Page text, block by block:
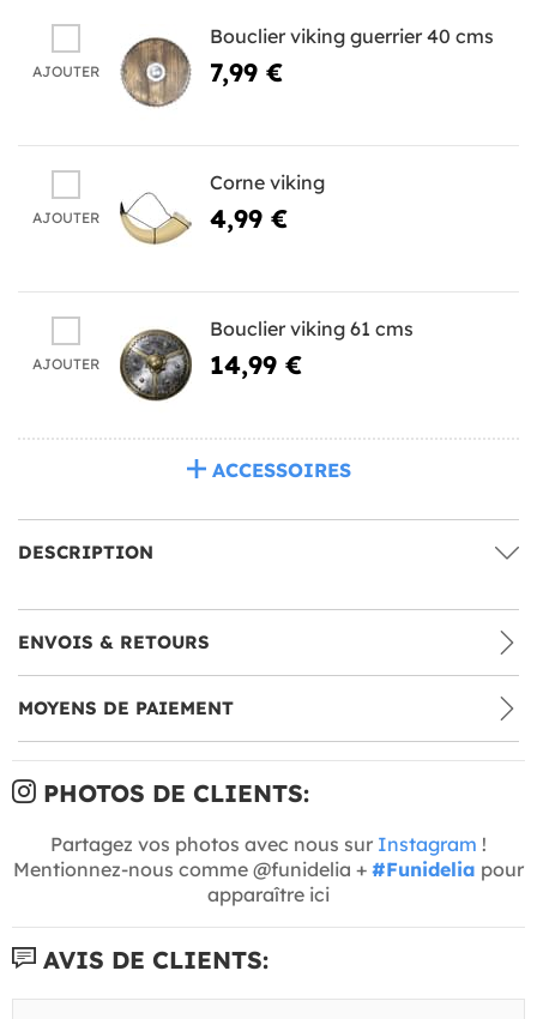
AJOUTER
Bouclier viking guerrier 40 cms
7,99 €
AJOUTER
Corne viking
4,99 €
AJOUTER
Bouclier viking 61 cms
14,99 €
ACCESSOIRES
DESCRIPTION
ENVOIS & RETOURS
MOYENS DE PAIEMENT
PHOTOS DE CLIENTS:
Partagez vos photos avec nous sur Instagram !
Mentionnez-nous comme @funidelia + #Funidelia pour
apparaître ici
AVIS DE CLIENTS: